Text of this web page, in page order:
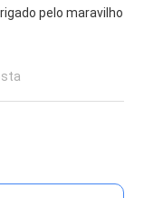
pelo maravilho